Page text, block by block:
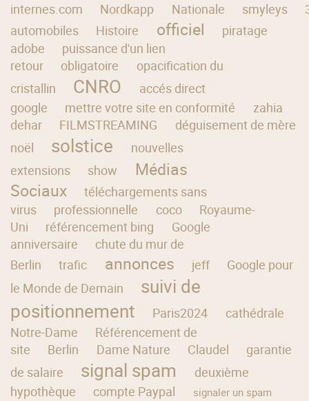
internes.com
Nordkapp Nationale smyleys
automobiles
Histoire officiel
piratage
adobe
puissance d'un lien
retour
obligatoire
opacification du
cristallin
CNRO
accés direct
google
mettre votre site en conformité
zahia
dehar
FILMSTREAMING
déguisement de mère
noël
solstice
nouvelles
extensions
show
Médias
Sociaux
téléchargements sans
virus
professionnelle coco
Royaume-
Uni
référencement bing
Google
anniversaire
chute du mur de
Berlin
trafic annonces jeff
Google pour
le Monde de Demain
suivi de
positionnement
Paris2024
cathédrale
Notre-Dame
Référencement de
site
Berlin Dame Nature Claudel
garantie
de salaire
signal spam
deuxième
hypothèque
compte Paypal signaler un spam